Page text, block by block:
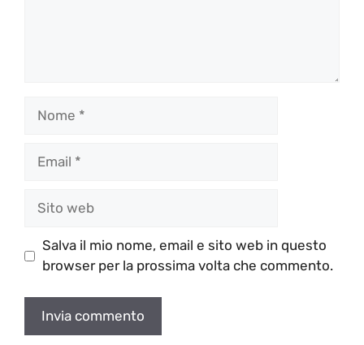
Salva il mio nome, email e sito web in questo
browser per la prossima volta che commento.